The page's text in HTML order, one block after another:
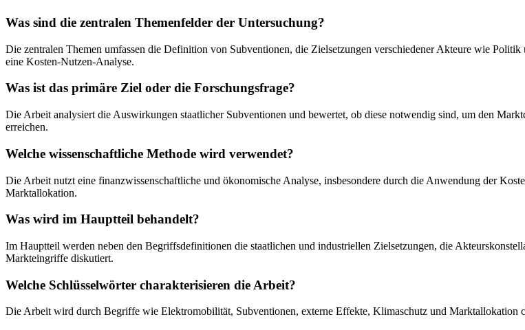
Was sind die zentralen Themenfelder der Untersuchung?
Die zentralen Themen umfassen die Definition von Subventionen, die Zielsetzungen verschiedener Akteure wie
eine Kosten-Nutzen-Analyse.
Was ist das primäre Ziel oder die Forschungsfrage?
Die Arbeit analysiert die Auswirkungen staatlicher Subventionen und bewertet, ob diese notwendig sind, um den
erreichen.
Welche wissenschaftliche Methode wird verwendet?
Die Arbeit nutzt eine finanzwissenschaftliche und ökonomische Analyse, insbesondere durch die Anwendung der
Marktallokation.
Was wird im Hauptteil behandelt?
Im Hauptteil werden neben den Begriffsdefinitionen die staatlichen und industriellen Zielsetzungen, die
Markteingriffe diskutiert.
Welche Schlüsselwörter charakterisieren die Arbeit?
Die Arbeit wird durch Begriffe wie Elektromobilität, Subventionen, externe Effekte, Klimaschutz und Marktallokation